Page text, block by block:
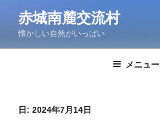
ン
赤城南麓交流村
懐かしい自然がいっぱい
メニュー
日: 2024年7月14日